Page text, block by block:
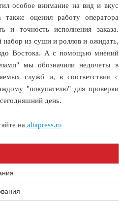
особое внимание на вид и вкус
также оценил работу оператора
и точность исполнения заказа.
набор из суши и роллов и ожидать,
Востока. А с помощью мнений
мы обозначили недочеты в
служб и, в соответствии с
"покупателю" для проверки
день.
наaltapress.ru